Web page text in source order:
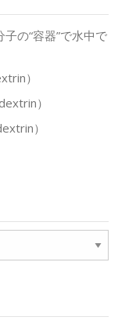
の“容器”で水中で
）
）
）